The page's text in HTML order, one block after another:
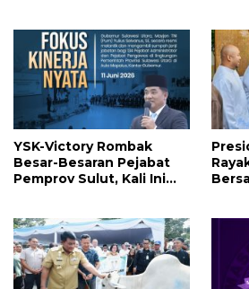
YSK-Victory Rombak
Besar-Besaran Pejabat
Pemprov Sulut, Kali Ini